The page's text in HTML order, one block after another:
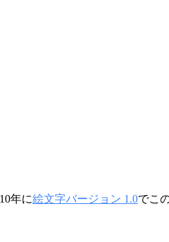
年に絵文字バージョン 1.0でこ